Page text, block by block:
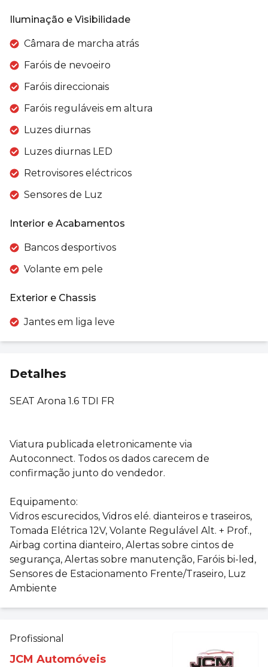
Iluminação e Visibilidade
Câmara de marcha atrás
Faróis de nevoeiro
Faróis direccionais
Faróis reguláveis em altura
Luzes diurnas
Luzes diurnas LED
Retrovisores eléctricos
Sensores de Luz
Interior e Acabamentos
Bancos desportivos
Volante em pele
Exterior e Chassis
Jantes em liga leve
Detalhes
SEAT Arona 1.6 TDI FR
Viatura publicada eletronicamente via
Autoconnect. Todos os dados carecem de
confirmação junto do vendedor.
Equipamento:
Vidros escurecidos, Vidros elé. dianteiros e traseiros,
Tomada Elétrica 12V, Volante Regulável Alt. + Prof.,
Airbag cortina dianteiro, Alertas sobre cintos de
segurança, Alertas sobre manutenção, Faróis bi-led,
Sensores de Estacionamento Frente/Traseiro, Luz
Ambiente
Profissional
JCM Automóveis